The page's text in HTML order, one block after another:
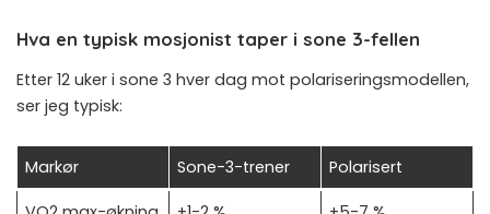
Hva en typisk mosjonist taper i sone 3-fellen
Etter 12 uker i sone 3 hver dag mot polariseringsmodellen,
ser jeg typisk:
Markør Sone-3-trener Polarisert